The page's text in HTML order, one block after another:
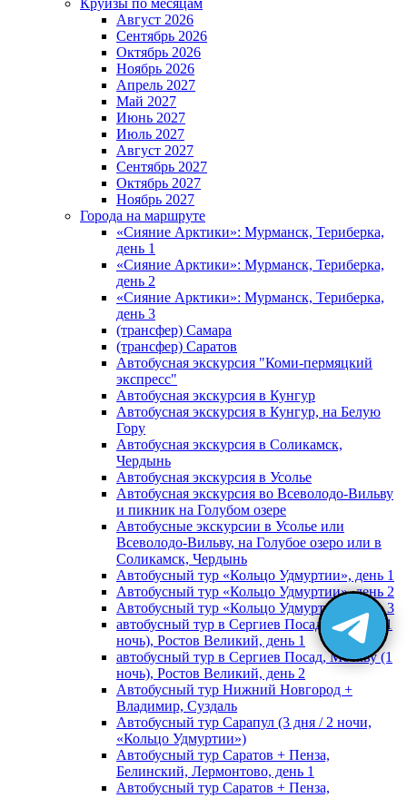
Круизы по месяцам
Август 2026
Сентябрь 2026
Октябрь 2026
Ноябрь 2026
Апрель 2027
Май 2027
Июнь 2027
Июль 2027
Август 2027
Сентябрь 2027
Октябрь 2027
Ноябрь 2027
Города на маршруте
«Сияние Арктики»: Мурманск, Териберка,
день 1
«Сияние Арктики»: Мурманск, Териберка,
день 2
«Сияние Арктики»: Мурманск, Териберка,
день 3
(трансфер) Самара
(трансфер) Саратов
Автобусная экскурсия "Коми-пермяцкий
экспресс"
Автобусная экскурсия в Кунгур
Автобусная экскурсия в Кунгур, на Белую
Гору
Автобусная экскурсия в Соликамск,
Чердынь
Автобусная экскурсия в Усолье
Автобусная экскурсия во Всеволодо-Вильву
и пикник на Голубом озере
Автобусные экскурсии в Усолье или
Всеволодо-Вильву, на Голубое озеро или в
Соликамск, Чердынь
Автобусный тур «Кольцо Удмуртии», день 1
Автобусный тур «Кольцо Удмуртии», день 2
Автобусный тур «Кольцо Удмуртии», день 3
автобусный тур в Сергиев Посад, Москву (1
ночь), Ростов Великий, день 1
автобусный тур в Сергиев Посад, Москву (1
ночь), Ростов Великий, день 2
Автобусный тур Нижний Новгород +
Владимир, Суздаль
Автобусный тур Сарапул (3 дня / 2 ночи,
«Кольцо Удмуртии»)
Автобусный тур Саратов + Пенза,
Белинский, Лермонтово, день 1
Автобусный тур Саратов + Пенза,